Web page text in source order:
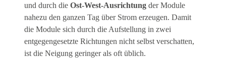
und durch die Ost-West-Ausrichtung der Module
nahezu den ganzen Tag über Strom erzeugen. Damit
die Module sich durch die Aufstellung in zwei
entgegengesetzte Richtungen nicht selbst verschatten,
ist die Neigung geringer als oft üblich.